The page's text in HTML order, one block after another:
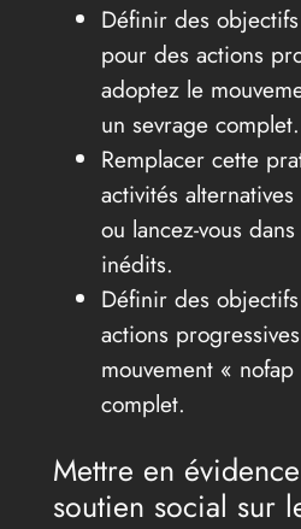
Définir des
pour des actions
adoptez le
un sevrage complet.
Remplacer cette
activités
ou lancez-vous
inédits.
Définir des
actions
mouvement «
complet.
Mettre en
soutien social sur